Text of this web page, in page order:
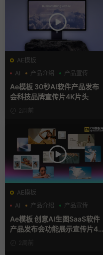
AE模板
AI
产品介绍 产品宣传
Ae模板 30秒AI软件产品发布
会科技品牌宣传片4K片头
2周前
AE模板
AI
产品介绍 产品宣传
Ae模板 创意AI生图SaaS软件
产品发布会功能展示宣传片4K
片头2周前